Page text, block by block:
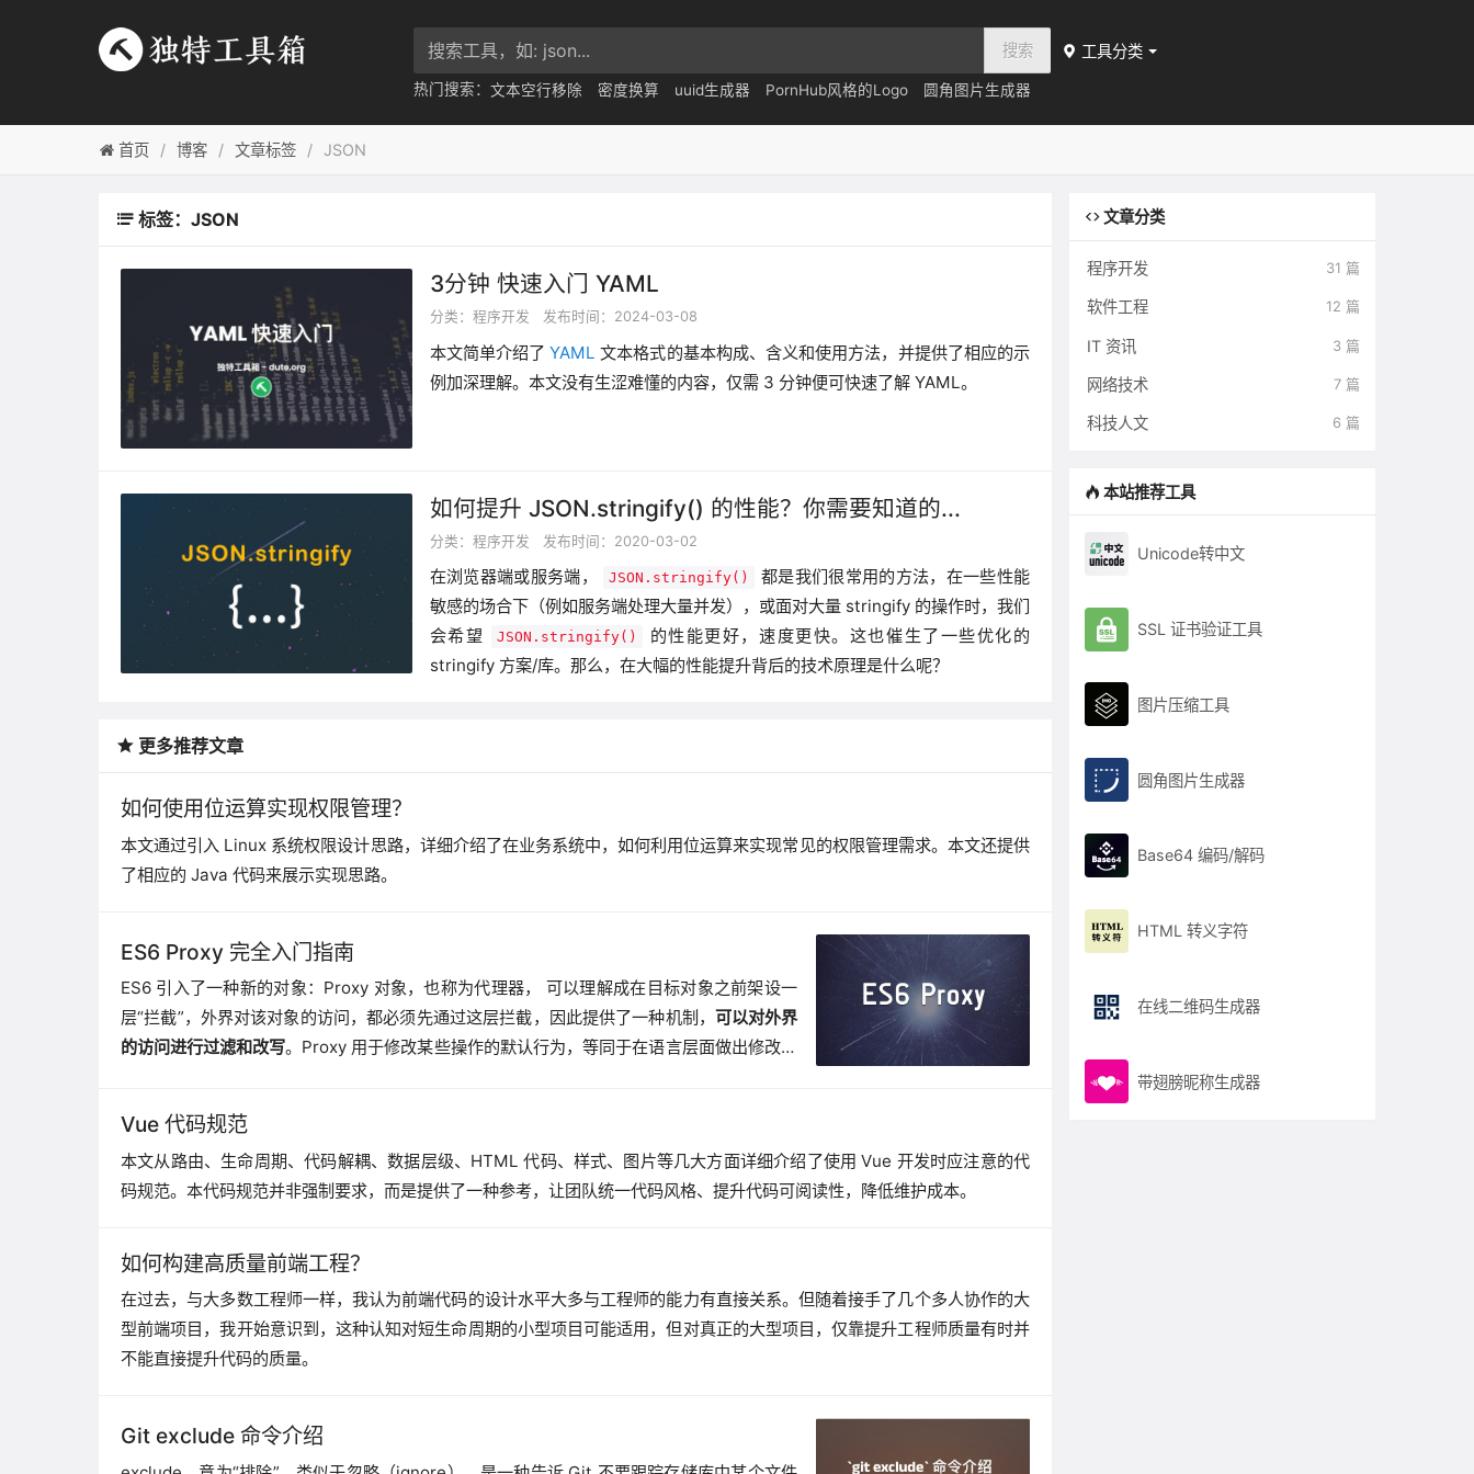
搜索
热门搜索： 文本空行移除 密度换算 uuid生成器 PornHub风格的Logo 圆角图片生成器
工具分类
首页 博客 文章标签 JSON
标签：JSON
3分钟 快速入门 YAML
分类： 程序开发 发布时间：2024-03-08
本文简单介绍了YAML 文本格式的基本构成、含义和使用方法，并提供了相应的示
例加深理解。本文没有生涩难懂的内容，仅需 3 分钟便可快速了解 YAML。
如何提升 JSON.stringify() 的性能？你需要知道的...
分类： 程序开发 发布时间：2020-03-02
在浏览器端或服务端， JSON.stringify()
都是我们很常用的方法，在一些性能
敏感的场合下（例如服务端处理大量并发），或面对大量 stringify 的操作时，我们
会希望
JSON.stringify()
的性能更好，速度更快。这也催生了一些优化的
stringify 方案/库。那么，在大幅的性能提升背后的技术原理是什么呢？
更多推荐文章
如何使用位运算实现权限管理？
本文通过引入 Linux 系统权限设计思路，详细介绍了在业务系统中，如何利用位运算来实现常见的权限管理需求。本文还提供
了相应的 Java 代码来展示实现思路。
ES6 Proxy 完全入门指南
ES6 引入了一种新的对象：Proxy 对象，也称为代理器， 可以理解成在目标对象之前架设一
层“拦截”，外界对该对象的访问，都必须先通过这层拦截，因此提供了一种机制， 可以对外界
的访问进行过滤和改写。Proxy 用于修改某些操作的默认行为，等同于在语言层面做出修改，
Vue 代码规范
本文从路由、生命周期、代码解耦、数据层级、HTML 代码、样式、图片等几大方面详细介绍了使用 Vue 开发时应注意的代
码规范。本代码规范并非强制要求，而是提供了一种参考，让团队统一代码风格、提升代码可阅读性，降低维护成本。
如何构建高质量前端工程？
在过去，与大多数工程师一样，我认为前端代码的设计水平大多与工程师的能力有直接关系。但随着接手了几个多人协作的大
型前端项目，我开始意识到，这种认知对短生命周期的小型项目可能适用，但对真正的大型项目，仅靠提升工程师质量有时并
不能直接提升代码的质量。
Git exclude 命令介绍
文章分类
程序开发 31 篇
软件工程 12 篇
IT 资讯 3 篇
网络技术 7 篇
科技人文 6 篇
本站推荐工具
Unicode转中文
SSL 证书验证工具
图片压缩工具
圆角图片生成器
Base64 编码/解码
HTML 转义字符
在线二维码生成器
带翅膀昵称生成器